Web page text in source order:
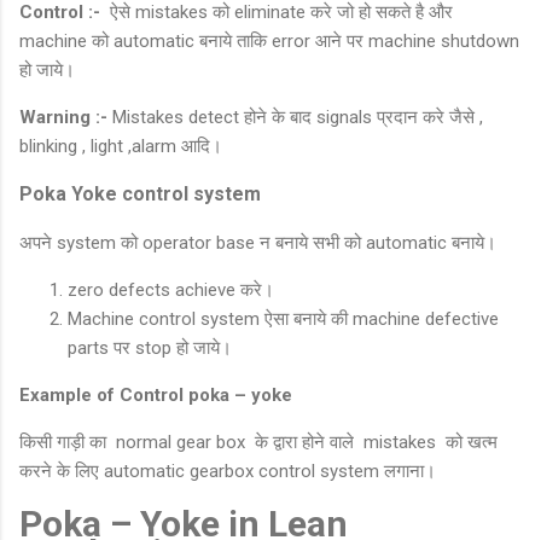
Control :- ऐसे mistakes को eliminate करे जो हो सकते है और
machine को automatic बनाये ताकि error आने पर machine shutdown
हो जाये।
Warning :- Mistakes detect होने के बाद signals प्रदान करे जैसे ,
blinking , light ,alarm आदि।
Poka Yoke control system
अपने system को operator base न बनाये सभी को automatic बनाये।
zero defects achieve करे।
Machine control system ऐसा बनाये की machine defective
parts पर stop हो जाये।
Example of Control poka – yoke
किसी गाड़ी का normal gear box के द्वारा होने वाले mistakes को खत्म
करने के लिए automatic gearbox control system लगाना।
Poka – Yoke in Lean